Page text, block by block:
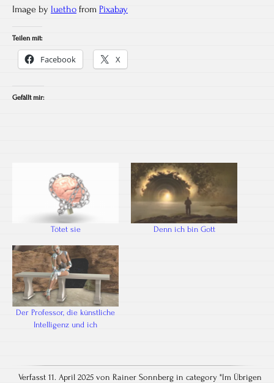
Image by luetho from Pixabay
Teilen mit:
Facebook X
Gefällt mir:
Tötet sie Denn ich bin Gott
Der Professor, die künstliche
Intelligenz und ich
Verfasst 11. April 2025 von Rainer Sonnberg in category "Im Übrigen